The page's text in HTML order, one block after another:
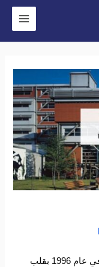
الخاصة في عام 1996 بقلب